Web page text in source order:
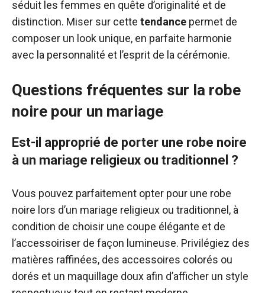
séduit les femmes en quête d’originalité et de
distinction. Miser sur cette tendance permet de
composer un look unique, en parfaite harmonie
avec la personnalité et l’esprit de la cérémonie.
Questions fréquentes sur la robe
noire pour un mariage
Est-il approprié de porter une robe noire
à un mariage religieux ou traditionnel ?
Vous pouvez parfaitement opter pour une robe
noire lors d’un mariage religieux ou traditionnel, à
condition de choisir une coupe élégante et de
l’accessoiriser de façon lumineuse. Privilégiez des
matières raffinées, des accessoires colorés ou
dorés et un maquillage doux afin d’afficher un style